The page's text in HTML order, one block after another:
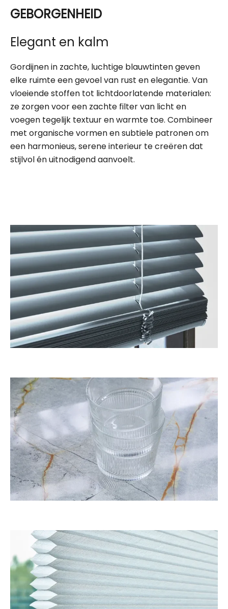
GEBORGENHEID
Elegant en kalm
Gordijnen in zachte, luchtige blauwtinten geven
elke ruimte een gevoel van rust en elegantie. Van
vloeiende stoffen tot lichtdoorlatende materialen:
ze zorgen voor een zachte filter van licht en
voegen tegelijk textuur en warmte toe. Combineer
met organische vormen en subtiele patronen om
een harmonieus, serene interieur te creëren dat
stijlvol én uitnodigend aanvoelt.